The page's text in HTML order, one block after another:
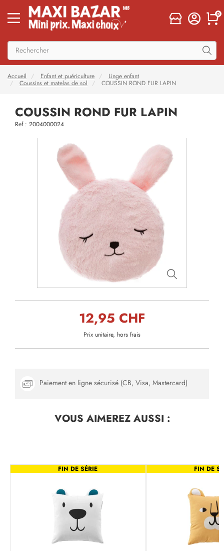
0
Accueil Enfant et puériculture
Linge enfant
Coussins et matelas de sol
COUSSIN ROND FUR LAPIN
COUSSIN ROND FUR LAPIN
Ref : 2004000024
12,95 CHF
Prix unitaire, hors frais
Paiement en ligne sécurisé (CB, Visa, Mastercard)
VOUS AIMEREZAUSSI :
FIN DE SÉRIE FIN DE